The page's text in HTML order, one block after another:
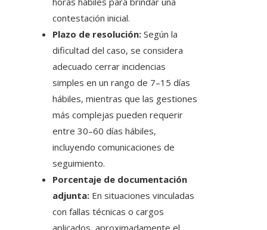
contestación inicial.
Plazo de resolución: Según la
dificultad del caso, se considera
adecuado cerrar incidencias
simples en un rango de 7–15 días
hábiles, mientras que las gestiones
más complejas pueden requerir
entre 30–60 días hábiles,
incluyendo comunicaciones de
seguimiento.
Porcentaje de documentación
adjunta: En situaciones vinculadas
con fallas técnicas o cargos